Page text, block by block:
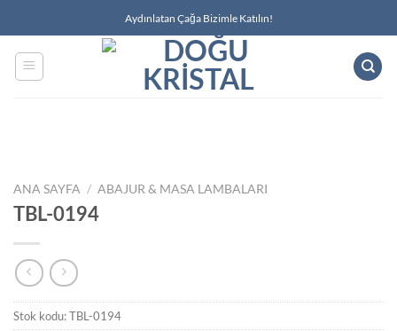
atla
Aydınlatan Çağa Bizimle Katılın!
ANA SAYFA / ABAJUR & MASA LAMBALARI
TBL-0194
Stok kodu:TBL-0194